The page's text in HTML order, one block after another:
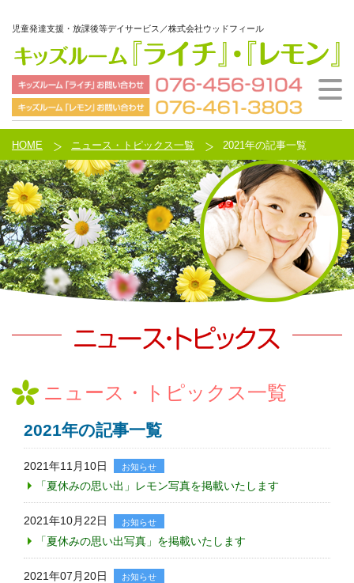
児童発達支援・放課後等デイサービス／株式会社ウッドフィール
HOME ニュース・トピックス一覧 2021年の記事一覧
ニュース・トピックス一覧
2021年の記事一覧
2021年11月10日 お知らせ
「夏休みの思い出」レモン写真を掲載いたします
2021年10月22日 お知らせ
「夏休みの思い出写真」を掲載いたします
2021年07月20日 お知らせ